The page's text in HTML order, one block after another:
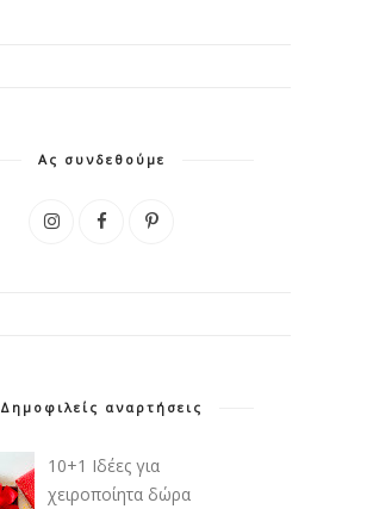
Ας συνδεθούμε
Δημοφιλείς αναρτήσεις
10+1 Ιδέες για
χειροποίητα δώρα